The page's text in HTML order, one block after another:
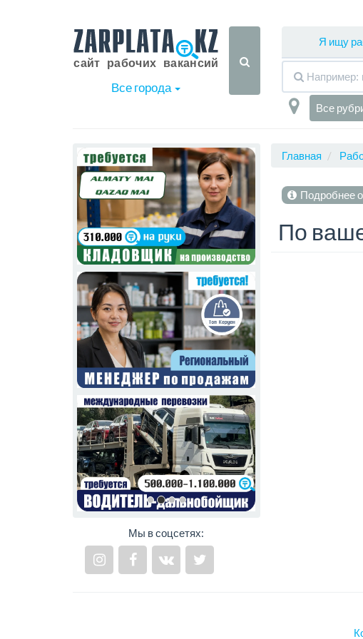
Все города
Я ищу
Все
Мы в соцсетях:
Главная
Подробнее
По